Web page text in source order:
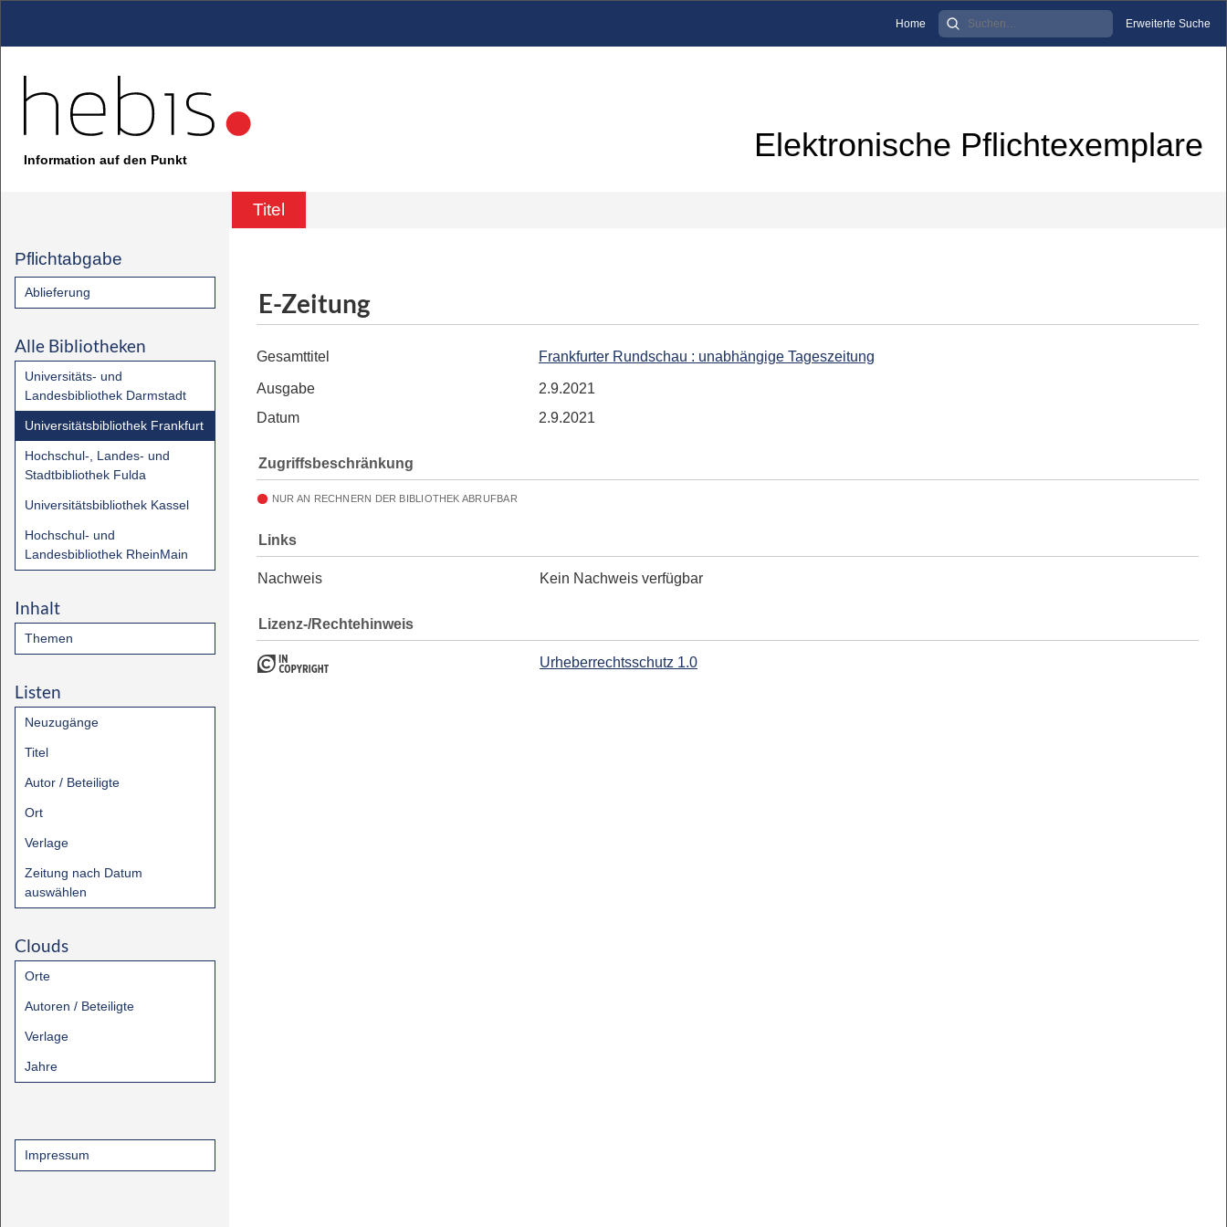
Home Erweiterte Suche
Information auf den Punkt Elektronische Pflichtexemplare
Titel
Pflichtabgabe
Ablieferung
Alle Bibliotheken
Universitäts- und
Landesbibliothek Darmstadt
Universitätsbibliothek Frankfurt
Hochschul-, Landes- und
Stadtbibliothek Fulda
Universitätsbibliothek Kassel
Hochschul- und
Landesbibliothek RheinMain
Inhalt
Themen
Listen
Neuzugänge
Titel
Autor / Beteiligte
Ort
Verlage
Zeitung nach Datum
auswählen
Clouds
Orte
Autoren / Beteiligte
Verlage
Jahre
Impressum
E-Zeitung
Gesamttitel Frankfurter Rundschau : unabhängige Tageszeitung
Ausgabe
2.9.2021
Datum
2.9.2021
Zugriffsbeschränkung
NUR AN RECHNERN DER BIBLIOTHEK ABRUFBAR
Links
Nachweis Kein Nachweis verfügbar
Lizenz-/Rechtehinweis
Urheberrechtsschutz 1.0